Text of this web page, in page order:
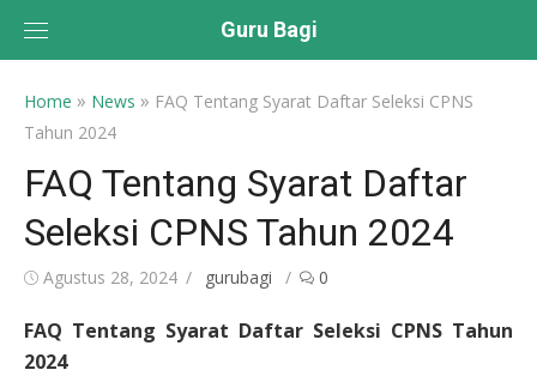
Guru Bagi
Home » News » FAQ Tentang Syarat Daftar Seleksi CPNS
Tahun 2024
FAQ Tentang Syarat Daftar
Seleksi CPNS Tahun 2024
Posted
Agustus 28, 2024 Author
gurubagi 0
FAQ Tentang Syarat Daftar Seleksi CPNS Tahun
2024